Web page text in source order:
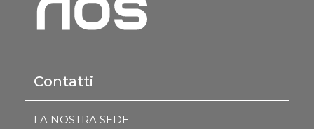
Contatti
LA NOSTRA SEDE